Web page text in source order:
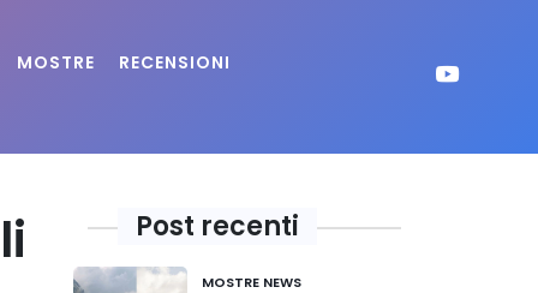
MOSTRE
RECENSIONI
Post recenti
MOSTRE NEWS